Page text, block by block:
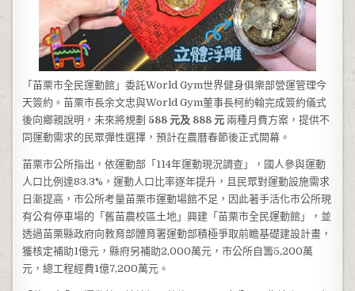
「苗栗市全民運動館」委託World Gym世界健身俱樂部營運管理今
天簽約。苗栗市長余文忠與World Gym董事長柯約翰完成簽約儀式
後向鄉親說明，未來將規劃 588元及 888元 兩種月費方案，提供不
同運動需求的民眾彈性選擇，預計在農曆春節後正式開幕。
苗栗市公所指出，依運動部「114年運動現況調查」，國人參與運動
人口比例達83.3%，運動人口比率逐年提升，且民眾對運動設施需求
日漸提高，市公所考量苗栗市運動場館不足，因此著手活化市公所現
有公有停車場的「舊苗農校區土地」興建「苗栗市全民運動館」，並
透過苗栗縣政府向教育部體育署運動部積極爭取前瞻基礎建設計畫，
獲核定補助1億元，縣府另補助2,000萬元，市公所自籌5,200萬
元，總工程經費1億7,200萬元。